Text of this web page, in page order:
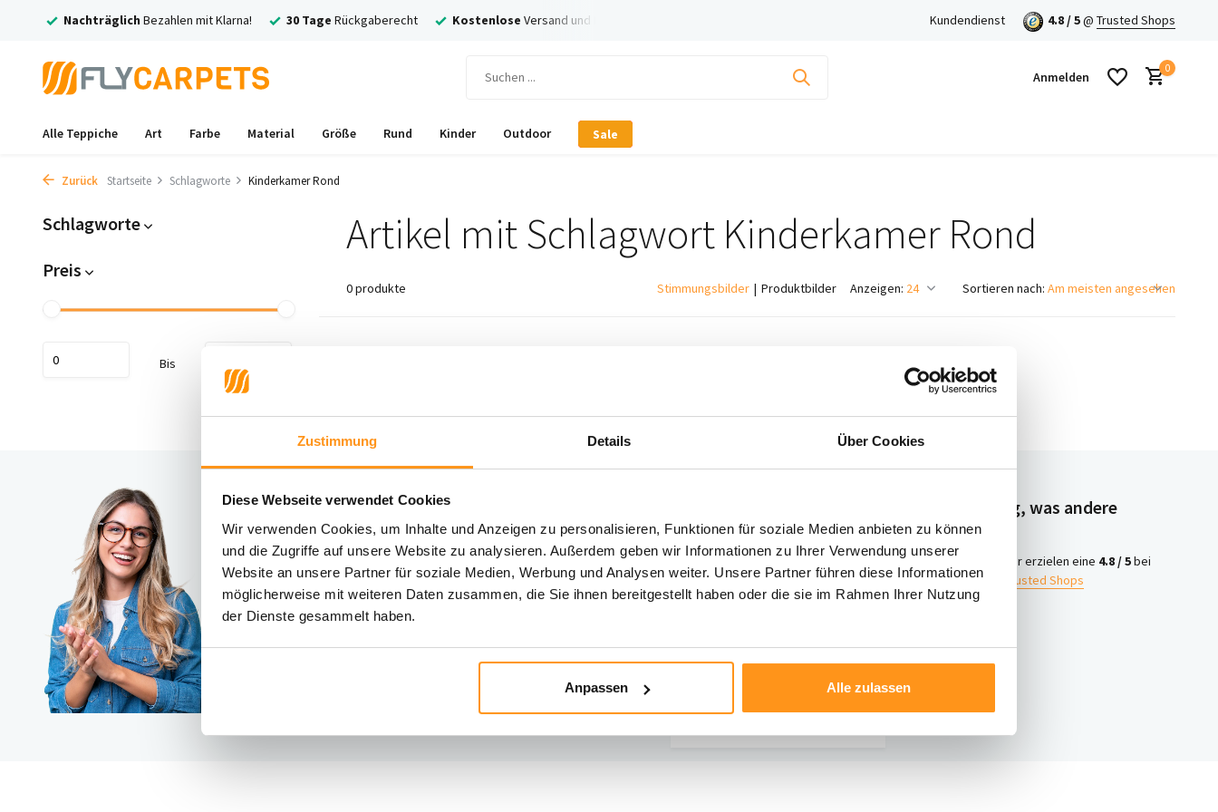
Zustimmung Details Über Cookies
Diese Webseite verwendet Cookies
Wir verwenden Cookies, um Inhalte und Anzeigen zu personalisieren, Funktionen für soziale Medien anbieten zu können
und die Zugriffe auf unsere Website zu analysieren. Außerdem geben wir Informationen zu Ihrer Verwendung unserer
Website an unsere Partner für soziale Medien, Werbung und Analysen weiter. Unsere Partner führen diese Informationen
möglicherweise mit weiteren Daten zusammen, die Sie ihnen bereitgestellt haben oder die sie im Rahmen Ihrer Nutzung
der Dienste gesammelt haben.
Anpassen Alle zulassen
Nachträglich Bezahlen mit Klarna! 30 Tage Rückgaberecht Kostenlose Versand und Rückversand Kundendienst 4.8 / 5@ Trusted Shops
Anmelden
0
Alle Teppiche Art Farbe Material Größe Rund Kinder Outdoor Sale
Zurück Startseite Schlagworte Kinderkamer Rond
Schlagworte
Preis
Bis
Artikel mit Schlagwort Kinderkamer Rond
0 produkte Stimmungsbilder Produktbilder Anzeigen: Sortieren nach:
Brauchst du Hilfe?
Kontaktiere unseren Kundenservice
Rücksendung
Direkt chatten
Telefonischer Kontakt
Neugierig, was andere
denken?
4.8 /
5
Wir erzielen eine 4.8 / 5bei
Trusted Shops